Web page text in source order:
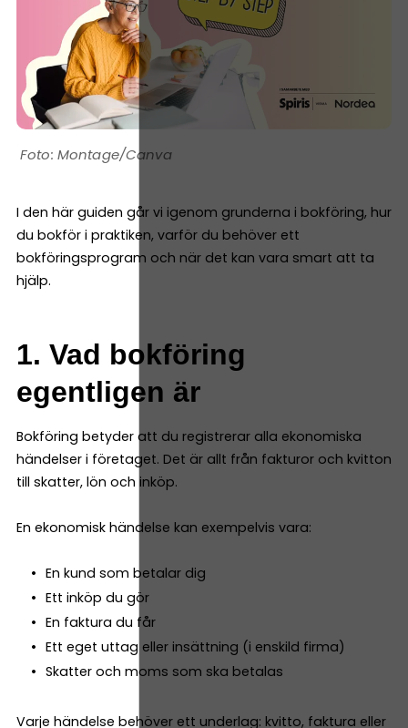
Montage/Canva
I den här guiden går vi igenom grunderna i bokföring, hur
du bokför i praktiken, varför du behöver ett
bokföringsprogram och när det kan vara smart att ta
hjälp.
1. Vad bokföring
egentligen är
Bokföring betyder att du registrerar alla ekonomiska
händelser i företaget. Det är allt från fakturor och kvitton
till skatter, lön och inköp.
En ekonomisk händelse kan exempelvis vara:
En kund som betalar dig
Ett inköp du gör
En faktura du får
Ett eget uttag eller insättning (i enskild firma)
Skatter och moms som ska betalas
Varje händelse behöver ett underlag: kvitto, faktura eller